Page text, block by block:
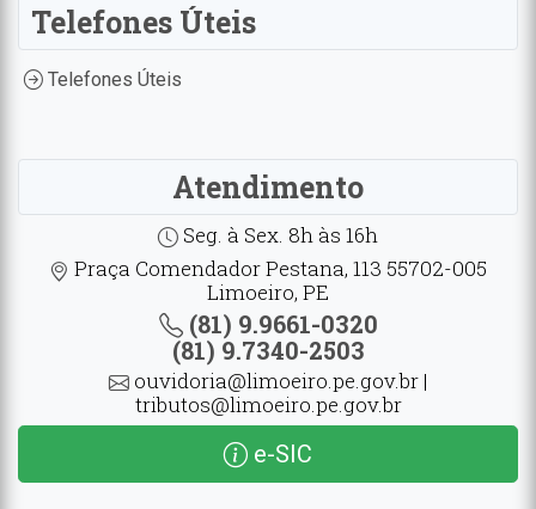
Telefones Úteis
Telefones Úteis
Atendimento
Seg. à Sex. 8h às 16h
Praça Comendador Pestana, 113 55702-005
Limoeiro, PE
(81) 9.9661-0320
(81) 9.7340-2503
ouvidoria@limoeiro.pe.gov.br |
tributos@limoeiro.pe.gov.br
e-SIC